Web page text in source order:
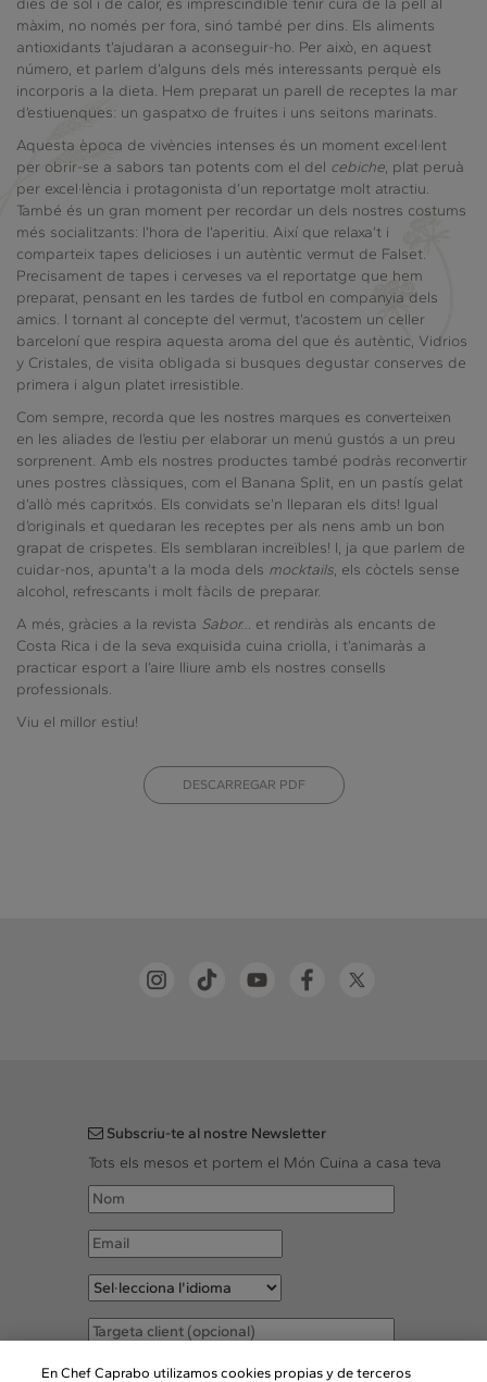
dies de sol i de calor, és imprescindible tenir cura de la pell al
màxim, no només per fora, sinó també per dins. Els aliments
antioxidants t’ajudaran a aconseguir-ho. Per això, en aquest
número, et parlem d’alguns dels més interessants perquè els
incorporis a la dieta. Hem preparat un parell de receptes la mar
d’estiuenques: un gaspatxo de fruites i uns seitons marinats.
Aquesta època de vivències intenses és un moment excel·lent
per obrir-se a sabors tan potents com el del cebiche, plat peruà
per excel·lència i protagonista d’un reportatge molt atractiu.
També és un gran moment per recordar un dels nostres costums
més socialitzants: l’hora de l’aperitiu. Així que relaxa’t i
comparteix tapes delicioses i un autèntic vermut de Falset.
Precisament de tapes i cerveses va el reportatge que hem
preparat, pensant en les tardes de futbol en companyia dels
amics. I tornant al concepte del vermut, t’acostem un celler
barceloní que respira aquesta aroma del que és autèntic, Vidrios
y Cristales, de visita obligada si busques degustar conserves de
primera i algun platet irresistible.
Com sempre, recorda que les nostres marques es converteixen
en les aliades de l’estiu per elaborar un menú gustós a un preu
sorprenent. Amb els nostres productes també podràs reconvertir
unes postres clàssiques, com el Banana Split, en un pastís gelat
d’allò més capritxós. Els convidats se’n lleparan els dits! Igual
d’originals et quedaran les receptes per als nens amb un bon
grapat de crispetes. Els semblaran increïbles! I, ja que parlem de
cuidar-nos, apunta’t a la moda dels mocktails, els còctels sense
alcohol, refrescants i molt fàcils de preparar.
A més, gràcies a la revista Sabor… et rendiràs als encants de
Costa Rica i de la seva exquisida cuina criolla, i t’animaràs a
practicar esport a l’aire lliure amb els nostres consells
professionals.
Viu el millor estiu!
DESCARREGAR PDF
Subscriu-te al nostre Newsletter
Tots els mesos et portem el Món Cuina a casa teva
Accepto lesCondicions legals
En Chef Caprabo utilizamos cookies propias y de terceros